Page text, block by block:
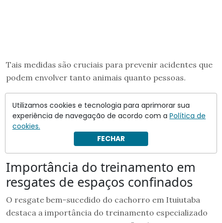
Tais medidas são cruciais para prevenir acidentes que
podem envolver tanto animais quanto pessoas.
risco.
Isolamento físico das aberturas e escavações.
Monitoramento constante de obras para garantir a
Importância do treinamento em
resgates de espaços confinados
O resgate bem-sucedido do cachorro em Ituiutaba
destaca a importância do treinamento especializado
Utilizamos cookies e tecnologia para aprimorar sua
experiência de navegação de acordo com a Política de
cookies.
FECHAR